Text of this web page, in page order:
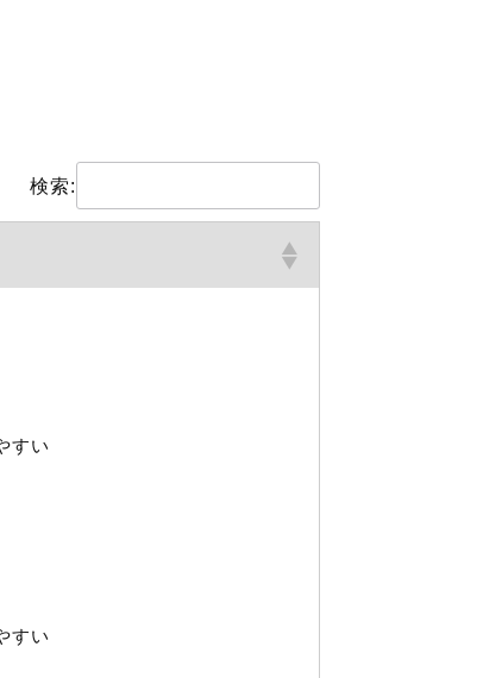
検索:
すい
すい